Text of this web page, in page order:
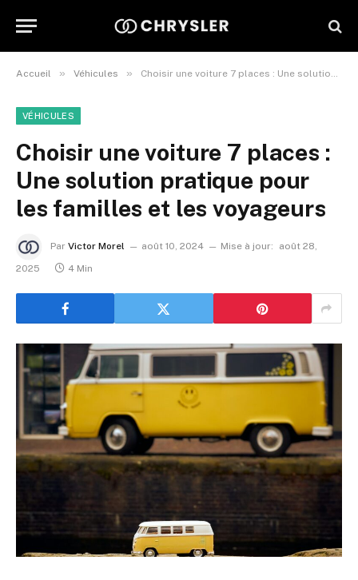
Accueil » Véhicules » Choisir une voiture 7 places : Une solution pratique pour les familles et les voyageurs
VÉHICULES
Choisir une voiture 7 places :
Une solution pratique pour
les familles et les voyageurs
Par Victor Morel août 10, 2024 Mise à jour:
août 28,
2025
4 Min